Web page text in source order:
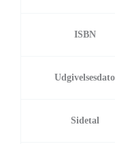
ISBN
Udgivelsesdato
Sidetal